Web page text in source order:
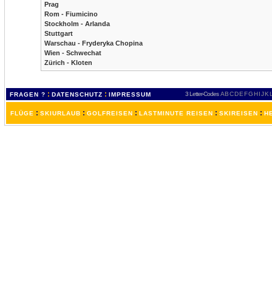
Prag
Rom - Fiumicino
Stockholm - Arlanda
Stuttgart
Warschau - Fryderyka Chopina
Wien - Schwechat
Zürich - Kloten
FRAGEN ? : DATENSCHUTZ : IMPRESSUM 3 Letter-Codes ABCDEFGH IJKL
FLÜGE : SKIURLAUB : GOLFREISEN : LASTMINUTE REISEN : SKIREISEN :